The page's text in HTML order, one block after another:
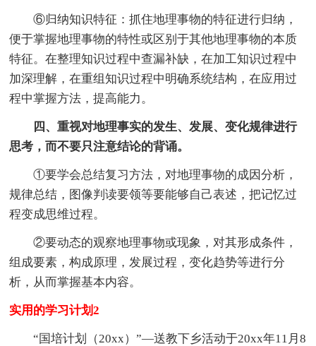
⑥归纳知识特征：抓住地理事物的特征进行归纳，
便于掌握地理事物的特性或区别于其他地理事物的本质
特征。在整理知识过程中查漏补缺，在加工知识过程中
加深理解，在重组知识过程中明确系统结构，在应用过
程中掌握方法，提高能力。
四、重视对地理事实的发生、发展、变化规律进行
思考，而不要只注意结论的背诵。
①要学会总结复习方法，对地理事物的成因分析，
规律总结，图像判读要领等要能够自己表述，把记忆过
程变成思维过程。
②要动态的观察地理事物或现象，对其形成条件，
组成要素，构成原理，发展过程，变化趋势等进行分
析，从而掌握基本内容。
实用的学习计划2
“国培计划（20xx）”—送教下乡活动于20xx年11月8